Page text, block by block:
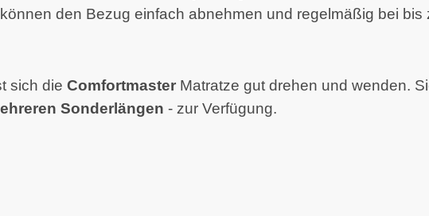
den Bezug einfach abnehmen und regelmäßig bei bis
sich die Comfortmaster Matratze gut drehen und wenden.
Sonderlängen - zur Verfügung.